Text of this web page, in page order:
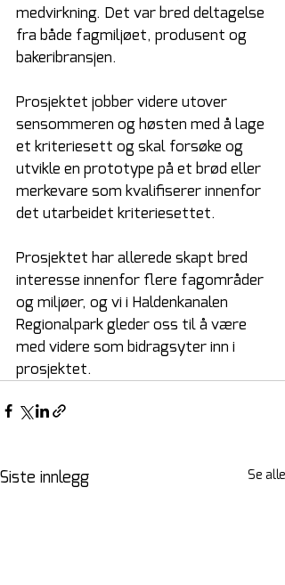
medvirkning. Det var bred deltagelse
fra både fagmiljøet, produsent og
bakeribransjen.
Prosjektet jobber videre utover
sensommeren og høsten med å lage
et kriteriesett og skal forsøke og
utvikle en prototype på et brød eller
merkevare som kvalifiserer innenfor
det utarbeidet kriteriesettet.
Prosjektet har allerede skapt bred
interesse innenfor flere fagområder
og miljøer, og vi i Haldenkanalen
Regionalpark gleder oss til å være
med videre som bidragsyter inn i
prosjektet.
Siste innlegg Se alle